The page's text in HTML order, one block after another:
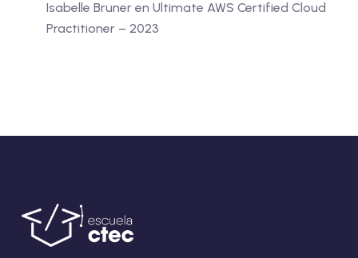
Isabelle Bruner en Ultimate AWS Certified Cloud
Practitioner – 2023